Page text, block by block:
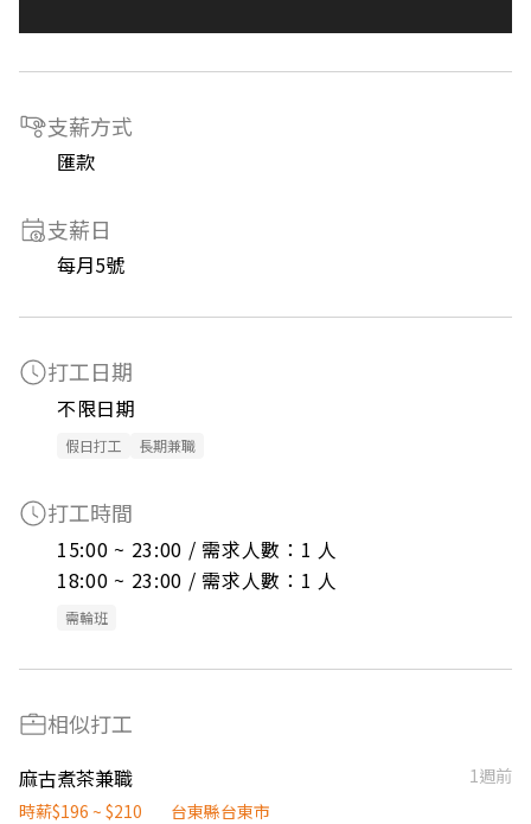
支薪方式
匯款
支薪日
每月5號
打工日期
不限日期
假日打工 長期兼職
打工時間
15:00 ~ 23:00 / 需求人數：1 人
18:00 ~ 23:00 / 需求人數：1 人
需輪班
相似打工
麻古煮茶兼職
1週前
時薪$196 ~ $210
台東縣台東市